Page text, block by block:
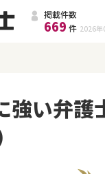
掲載件数
669 件 2026年
強い弁護